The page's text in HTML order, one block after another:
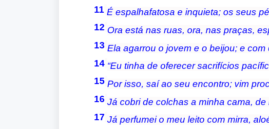
11 É espalhafatosa e inquieta; os seus
12 Ora está nas ruas, ora, nas praças,
13 Ela agarrou o jovem e o beijou; e
14 “Eu tinha de oferecer sacrifícios
15 Por isso, saí ao seu encontro; vim
16 Já cobri de colchas a minha cama,
17 Já perfumei o meu leito com mirra,